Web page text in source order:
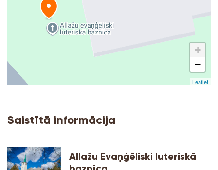
+
−
Leaflet
Saistītā informācija
Allažu Evaņģēliski luteriskā